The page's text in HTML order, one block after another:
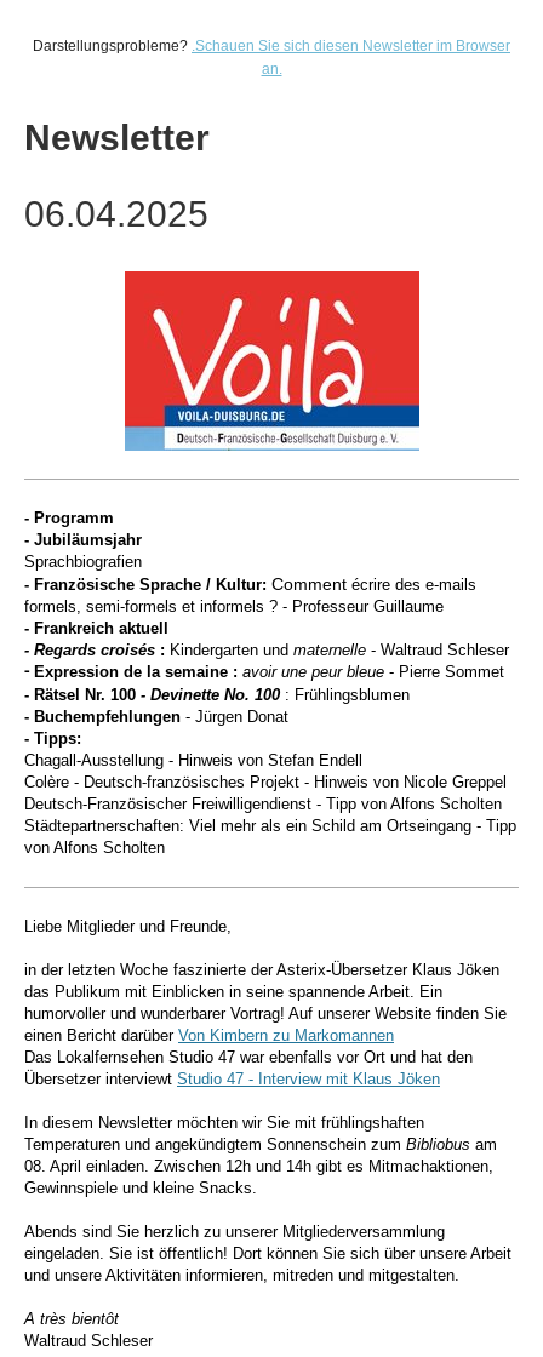
Darstellungsprobleme? .Schauen Sie sich diesen Newsletter im Browser
an.
Newsletter
06.04.2025
- Programm
- Jubiläumsjahr
Sprachbiografien
- Französische Sprache / Kultur: Comment écrire des e-mails
formels, semi-formels et informels ? - Professeur Guillaume
- Frankreich aktuell
- Regards croisés : Kindergarten und maternelle - Waltraud Schleser
- Expression de la semaine : avoir une peur bleue - Pierre Sommet
- Rätsel Nr. 100 - Devinette No. 100 : Frühlingsblumen
- Buchempfehlungen - Jürgen Donat
- Tipps:
Chagall-Ausstellung - Hinweis von Stefan Endell
Colère - Deutsch-französisches Projekt - Hinweis von Nicole Greppel
Deutsch-Französischer Freiwilligendienst - Tipp von Alfons Scholten
Städtepartnerschaften: Viel mehr als ein Schild am Ortseingang - Tipp
von Alfons Scholten
Liebe Mitglieder und Freunde,
in der letzten Woche faszinierte der Asterix-Übersetzer Klaus Jöken
das Publikum mit Einblicken in seine spannende Arbeit. Ein
humorvoller und wunderbarer Vortrag! Auf unserer Website finden Sie
einen Bericht darüber Von Kimbern zu Markomannen
Das Lokalfernsehen Studio 47 war ebenfalls vor Ort und hat den
Übersetzer interviewt Studio 47 - Interview mit Klaus Jöken
In diesem Newsletter möchten wir Sie mit frühlingshaften
Temperaturen und angekündigtem Sonnenschein zum Bibliobus am
08. April einladen. Zwischen 12h und 14h gibt es Mitmachaktionen,
Gewinnspiele und kleine Snacks.
Abends sind Sie herzlich zu unserer Mitgliederversammlung
eingeladen. Sie ist öffentlich! Dort können Sie sich über unsere Arbeit
und unsere Aktivitäten informieren, mitreden und mitgestalten.
A très bientôt
Waltraud Schleser